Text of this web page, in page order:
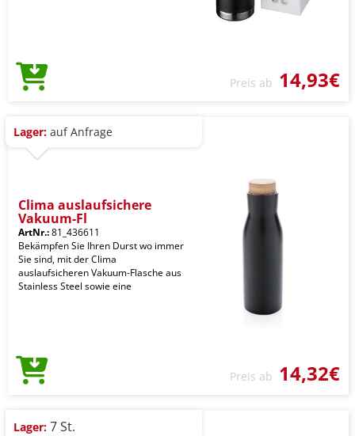
Preis ab 14,93€
Lager: auf Anfrage
Clima auslaufsichere
Vakuum-Fl
ArtNr.:81_436611
Bekämpfen Sie Ihren Durst wo immer
Sie sind, mit der Clima
auslaufsicheren Vakuum-Flasche aus
Stainless Steel sowie eine
Preis ab 14,32€
Lager: 7 St.